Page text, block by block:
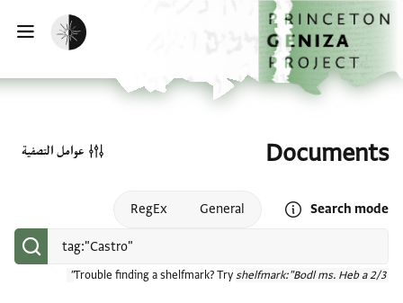
تخطي إلى المحتوى الرئيسي
الصفحة الرئيسية
تفعيل الوضع المظلم
Documents
Search mode
Open search mode help
General
RegEx
Trouble finding a shelfmark? Try shelfmark:"Bodl ms. Heb a 2/3"
عوامل التصفية